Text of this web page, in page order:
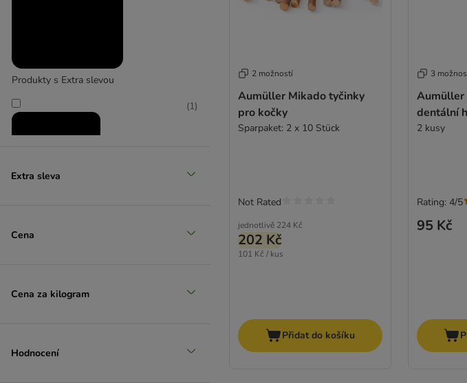
Produkty s Extra slevou
(1)
(3
Extra sleva
Cena
Cena za kilogram
Hodnocení
2 možností
Aumüller Mikado tyčinky
pro kočky
Sparpaket: 2 x 10 Stück
jednotlivě 224 Kč
202 Kč
101 Kč / kus
Not Rated
Přidat do košíku
3
Aumüller
dentální
2 kusy
95 Kč
Rating: 4/5